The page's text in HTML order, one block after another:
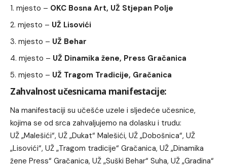
mjesto – OKC Bosna Art, UŽ Stjepan Polje
mjesto – UŽ Lisovići
mjesto – UŽ Behar
mjesto – UŽ Dinamika žene, Press Gračanica
mjesto – UŽ Tragom Tradicije, Gračanica
Zahvalnost učesnicama manifestacije:
Na manifestaciji su učešće uzele i sljedeće učesnice,
kojima se od srca zahvaljujemo na dolasku i trudu:
UŽ „Malešići“, UŽ „Dukat“ Malešići, UŽ „Dobošnica“, UŽ
„Lisovići“, UŽ „Tragom tradicije“ Gračanica, UŽ „Dinamika
žene Press“ Gračanica, UŽ „Suški Behar“ Suha, UŽ „Gradina“